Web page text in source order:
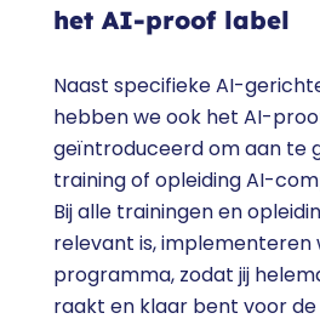
het AI-proof label
Naast specifieke AI-
hebben we ook het AI-
geïntroduceerd om aan te
training of opleiding AI-
Bij alle trainingen en
relevant is, implementeren
programma, zodat jij
raakt en klaar bent voor